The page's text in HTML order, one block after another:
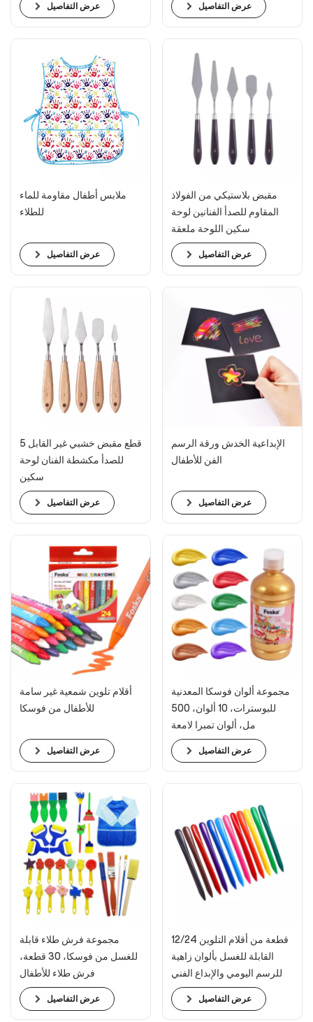
عرض التفاصيل عرض التفاصيل
ملابس أطفال مقاومة للماء
للطلاء
عرض التفاصيل
مقبض بلاستيكي من الفولاذ
المقاوم للصدأ الفنانين لوحة
سكين اللوحة ملعقة
عرض التفاصيل
5 قطع مقبض خشبي غير القابل
للصدأ مكشطة الفنان لوحة
سكين
عرض التفاصيل
الإبداعية الخدش ورقة الرسم
الفن للأطفال
عرض التفاصيل
أقلام تلوين شمعية غير سامة
للأطفال من فوسكا
عرض التفاصيل
مجموعة ألوان فوسكا المعدنية
للبوسترات، 10 ألوان، 500
مل، ألوان تمبرا لامعة
عرض التفاصيل
مجموعة فرش طلاء قابلة
للغسل من فوسكا، 30 قطعة،
فرش طلاء للأطفال
عرض التفاصيل
12/24 قطعة من أقلام التلوين
القابلة للغسل بألوان زاهية
للرسم اليومي والإبداع الفني
عرض التفاصيل